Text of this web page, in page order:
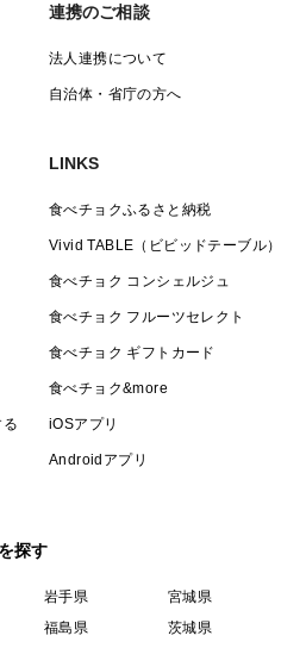
連携のご相談
法人連携について
自治体・省庁の方へ
LINKS
食べチョクふるさと納税
Vivid TABLE（ビビッドテーブル）
食べチョク コンシェルジュ
食べチョク フルーツセレクト
食べチョク ギフトカード
食べチョク&more
iOSアプリ
Androidアプリ
探す
岩手県
宮城県
福島県
茨城県